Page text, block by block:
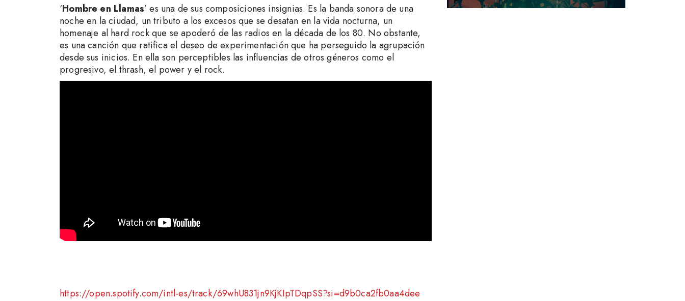
‘Hombre en Llamas’ es una de sus composiciones insignias. Es la banda sonora de una
noche en la ciudad, un tributo a los excesos que se desatan en la vida nocturna, un
homenaje al hard rock que se apoderó de las radios en la década de los 80. No obstante,
es una canción que ratifica el deseo de experimentación que ha perseguido la agrupación
desde sus inicios. En ella son perceptibles las influencias de otros géneros como el
progresivo, el thrash, el power y el rock.
https://open.spotify.com/intl-es/track/69whU831jn9KjKIpTDqpSS?si=d9b0ca2fb0aa4dee